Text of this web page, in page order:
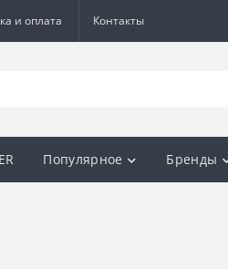
и оплата Контакты
Популярное Бренды